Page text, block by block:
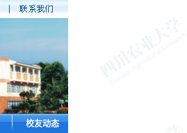
校友动态